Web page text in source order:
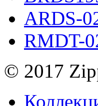
ARDS-
RMDT-
© 2017